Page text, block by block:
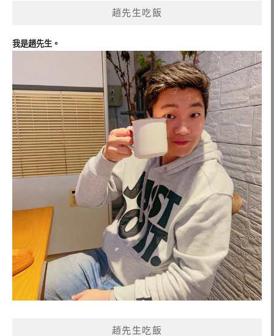
趙先生吃飯
我是趙先生。
趙先生吃飯